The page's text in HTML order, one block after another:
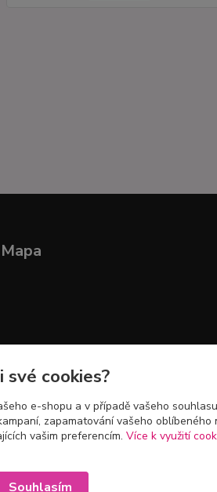
Mapa
své cookies?
e-shopu a v případě vašeho
zapamatování vašeho oblíbeného
vašim preferencím. Více k využití
Souhlasím